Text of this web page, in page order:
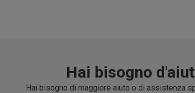
Hai bisogno
Hai bisogno di maggiore aiuto o di assistenza